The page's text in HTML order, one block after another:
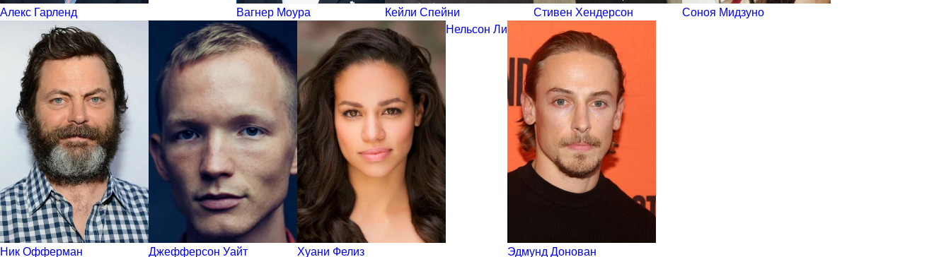
Алекс Гарленд Вагнер Моура Кейли Спейни Стивен Хендерсон Соноя Мидзуно
Ник Офферман Джефферсон Уайт Хуани Фелиз
Нельсон Ли
Эдмунд Донован